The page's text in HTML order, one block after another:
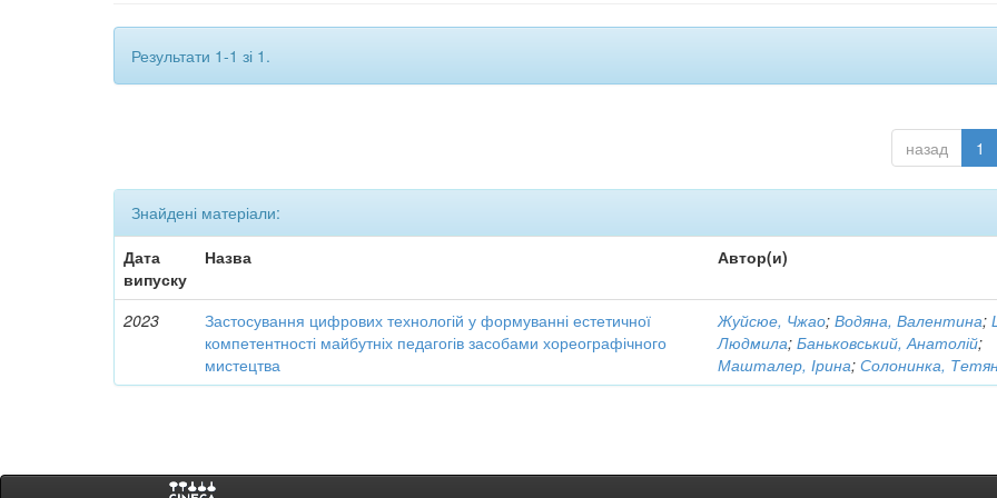
Результати 1-1 зі 1.
назад 1
Знайдені матеріали:
Дата
випуску
Назва Автор(и)
2023
Застосування цифрових технологій у формуванні естетичної
компетентності майбутніх педагогів засобами хореографічного
мистецтва
Жуйсюе, Чжао;Водяна, Валентина;
Людмила;Баньковський, Анатолій;
Машталер, Ірина;Солонинка,